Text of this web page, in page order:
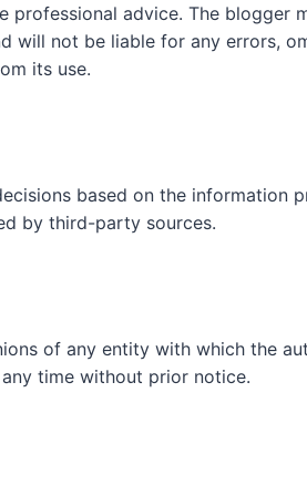
advice. The blogger
will not be liable for any errors,
its use.
based on the information
by third-party sources.
of any entity with which the
time without prior notice.